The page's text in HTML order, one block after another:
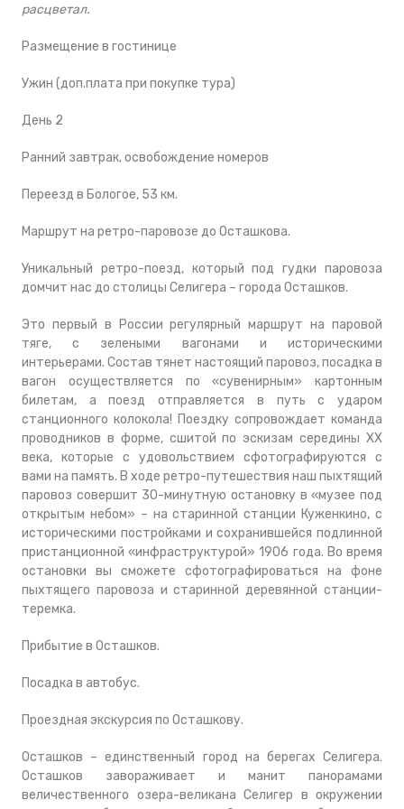
расцветал.
Размещение в гостинице
Ужин (доп.плата при покупке тура)
День 2
Ранний завтрак, освобождение номеров
Переезд в Бологое, 53 км.
Маршрут на ретро-паровозе до Осташкова.
Уникальный ретро-поезд, который под гудки паровоза
домчит нас до столицы Селигера – города Осташков.
Это первый в России регулярный маршрут на паровой
тяге, с зелеными вагонами и историческими
интерьерами. Состав тянет настоящий паровоз, посадка в
вагон осуществляется по «сувенирным» картонным
билетам, а поезд отправляется в путь с ударом
станционного колокола! Поездку сопровождает команда
проводников в форме, сшитой по эскизам середины XX
века, которые с удовольствием сфотографируются с
вами на память. В ходе ретро-путешествия наш пыхтящий
паровоз совершит 30-минутную остановку в «музее под
открытым небом» – на старинной станции Куженкино, с
историческими постройками и сохранившейся подлинной
пристанционной «инфраструктурой» 1906 года. Во время
остановки вы сможете сфотографироваться на фоне
пыхтящего паровоза и старинной деревянной станции-
теремка.
Прибытие в Осташков.
Посадка в автобус.
Проездная экскурсия по Осташкову.
Осташков – единственный город на берегах Селигера.
Осташков завораживает и манит панорамами
величественного озера-великана Селигер в окружении